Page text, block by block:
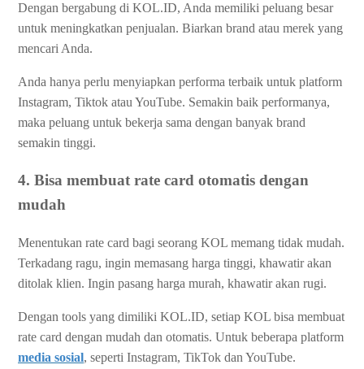
Dengan bergabung di KOL.ID, Anda memiliki peluang besar
untuk meningkatkan penjualan. Biarkan brand atau merek yang
mencari Anda.
Anda hanya perlu menyiapkan performa terbaik untuk platform
Instagram, Tiktok atau YouTube. Semakin baik performanya,
maka peluang untuk bekerja sama dengan banyak brand
semakin tinggi.
4. Bisa membuat rate card otomatis dengan
mudah
Menentukan rate card bagi seorang KOL memang tidak mudah.
Terkadang ragu, ingin memasang harga tinggi, khawatir akan
ditolak klien. Ingin pasang harga murah, khawatir akan rugi.
Dengan tools yang dimiliki KOL.ID, setiap KOL bisa membuat
rate card dengan mudah dan otomatis. Untuk beberapa platform
media sosial, seperti Instagram, TikTok dan YouTube.